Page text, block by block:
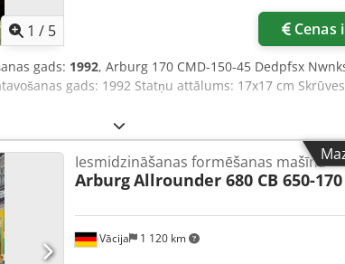
1 / 5 Cenas
gads: 1992, Arburg 170 CMD-150-45 Dedpfsx
gads: 1992 Statņu attālums: 17x17 cm
Vācija 1 120 km
Iesmidzināšanas formēšanas mašīna
ArburgAllrounder 680 CB 650-170